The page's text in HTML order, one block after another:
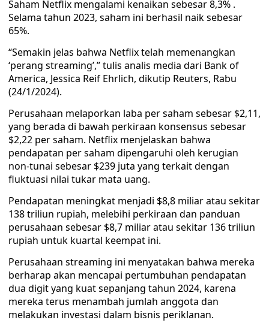
Saham Netflix mengalami kenaikan sebesar 8,3% .
Selama tahun 2023, saham ini berhasil naik sebesar
65%.
“Semakin jelas bahwa Netflix telah memenangkan
‘perang streaming’,” tulis analis media dari Bank of
America, Jessica Reif Ehrlich, dikutip Reuters, Rabu
(24/1/2024).
Perusahaan melaporkan laba per saham sebesar $2,11,
yang berada di bawah perkiraan konsensus sebesar
$2,22 per saham. Netflix menjelaskan bahwa
pendapatan per saham dipengaruhi oleh kerugian
non-tunai sebesar $239 juta yang terkait dengan
fluktuasi nilai tukar mata uang.
Pendapatan meningkat menjadi $8,8 miliar atau sekitar
138 triliun rupiah, melebihi perkiraan dan panduan
perusahaan sebesar $8,7 miliar atau sekitar 136 triliun
rupiah untuk kuartal keempat ini.
Perusahaan streaming ini menyatakan bahwa mereka
berharap akan mencapai pertumbuhan pendapatan
dua digit yang kuat sepanjang tahun 2024, karena
mereka terus menambah jumlah anggota dan
melakukan investasi dalam bisnis periklanan.